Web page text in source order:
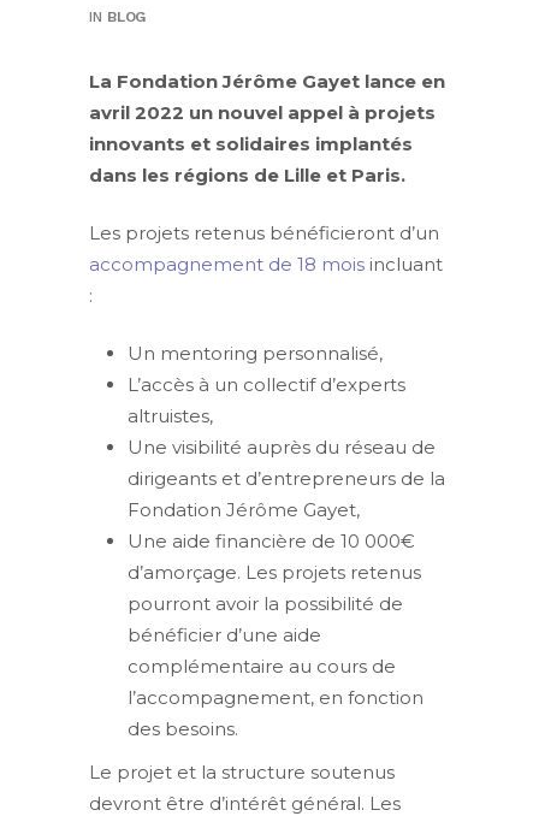
IN BLOG
La Fondation Jérôme Gayet lance en
avril 2022 un nouvel appel à projets
innovants et solidaires implantés
dans les régions de Lille et Paris.
Les projets retenus bénéficieront d’un
accompagnement de 18 mois incluant
:
Un mentoring personnalisé,
L’accès à un collectif d’experts
altruistes,
Une visibilité auprès du réseau de
dirigeants et d’entrepreneurs de la
Fondation Jérôme Gayet,
Une aide financière de 10 000€
d’amorçage. Les projets retenus
pourront avoir la possibilité de
bénéficier d’une aide
complémentaire au cours de
l’accompagnement, en fonction
des besoins.
Le projet et la structure soutenus
devront être d’intérêt général. Les